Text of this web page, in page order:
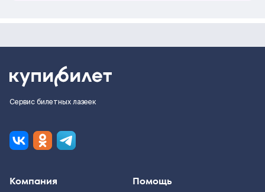
Сервис билетных лазеек
Компания Помощь